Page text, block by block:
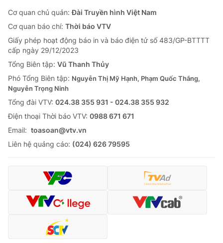
Cơ quan chủ quản:Đài Truyền hình Việt Nam
Cơ quan báo chí: Thời báo VTV
Giấy phép hoạt động báo in và báo điện tử số 483/GP-BTTTT
cấp ngày 29/12/2023
Tổng Biên tập: Vũ Thanh Thủy
Phó Tổng Biên tập: Nguyễn Thị Mỹ Hạnh, Phạm Quốc Thắng,
Nguyễn Trọng Ninh
Tổng đài VTV: 024.38 355 931 - 024.38 355 932
Ðiện thoại Thời báo VTV: 0988 671 671
Email: toasoan@vtv.vn
Liên hệ quảng cáo: (024) 626 79595